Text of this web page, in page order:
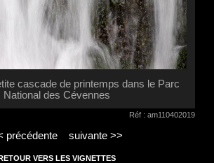
cascade de printemps dans le Parc
National des Cévennes
Réf : am110402019
précédente suivante >>
VERS LES VIGNETTES